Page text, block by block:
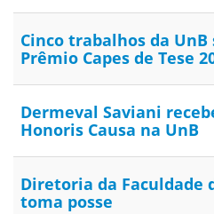
Cinco trabalhos da
Prêmio Capes de Tese
Dermeval Saviani
Honoris Causa na UnB
Diretoria da Faculdade
toma posse